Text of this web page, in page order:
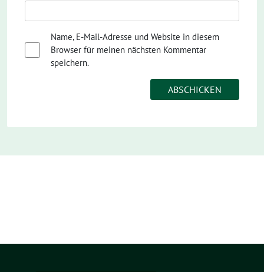
Name, E-Mail-Adresse und Website in diesem
Browser für meinen nächsten Kommentar
speichern.